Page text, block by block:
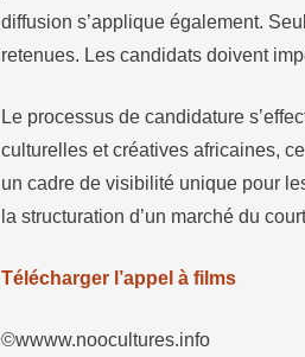
diffusion s’applique également.
retenues. Les candidats doivent
Le processus de candidature
culturelles et créatives africaines,
un cadre de visibilité unique pour
la structuration d’un marché du
Télécharger l’appel à films
©wwww.noocultures.info